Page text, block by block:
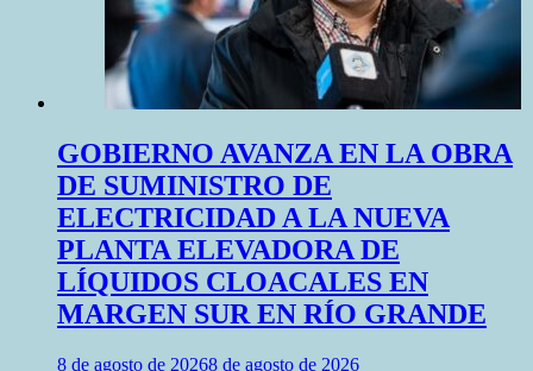
GOBIERNO AVANZA EN LA OBRA
DE SUMINISTRO DE
ELECTRICIDAD A LA NUEVA
PLANTA ELEVADORA DE
LÍQUIDOS CLOACALES EN
MARGEN SUR EN RÍO GRANDE
8 de agosto de 20268 de agosto de 2026